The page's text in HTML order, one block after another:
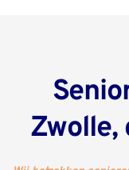
Zwolle,